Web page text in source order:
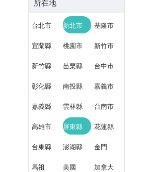
所在地
台北市 新北市 基隆市
宜蘭縣 桃園市 新竹市
新竹縣 苗栗縣 台中市
彰化縣 南投縣 嘉義市
嘉義縣 雲林縣 台南市
高雄市 屏東縣 花蓮縣
台東縣 澎湖縣 金門
馬祖 美國 加拿大